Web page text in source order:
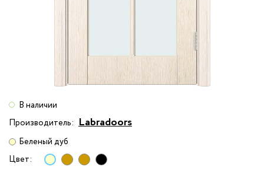
В наличии
Производитель: Labradoors
Беленый дуб
Цвет: